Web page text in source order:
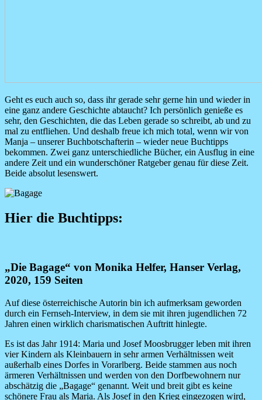
Geht es euch auch so, dass ihr gerade sehr gerne hin und wieder in
eine ganz andere Geschichte abtaucht? Ich persönlich genieße es
sehr, den Geschichten, die das Leben gerade so schreibt, ab und zu
mal zu entfliehen. Und deshalb freue ich mich total, wenn wir von
Manja – unserer Buchbotschafterin – wieder neue Buchtipps
bekommen. Zwei ganz unterschiedliche Bücher, ein Ausflug in eine
andere Zeit und ein wunderschöner Ratgeber genau für diese Zeit.
Beide absolut lesenswert.
Image
Hier die Buchtipps:
„Die Bagage“ von Monika Helfer, Hanser Verlag,
2020, 159 Seiten
Auf diese österreichische Autorin bin ich aufmerksam geworden
durch ein Fernseh-Interview, in dem sie mit ihren jugendlichen 72
Jahren einen wirklich charismatischen Auftritt hinlegte.
Es ist das Jahr 1914: Maria und Josef Moosbrugger leben mit ihren
vier Kindern als Kleinbauern in sehr armen Verhältnissen weit
außerhalb eines Dorfes in Vorarlberg. Beide stammen aus noch
ärmeren Verhältnissen und werden von den Dorfbewohnern nur
abschätzig die „Bagage“ genannt. Weit und breit gibt es keine
schönere Frau als Maria. Als Josef in den Krieg eingezogen wird,